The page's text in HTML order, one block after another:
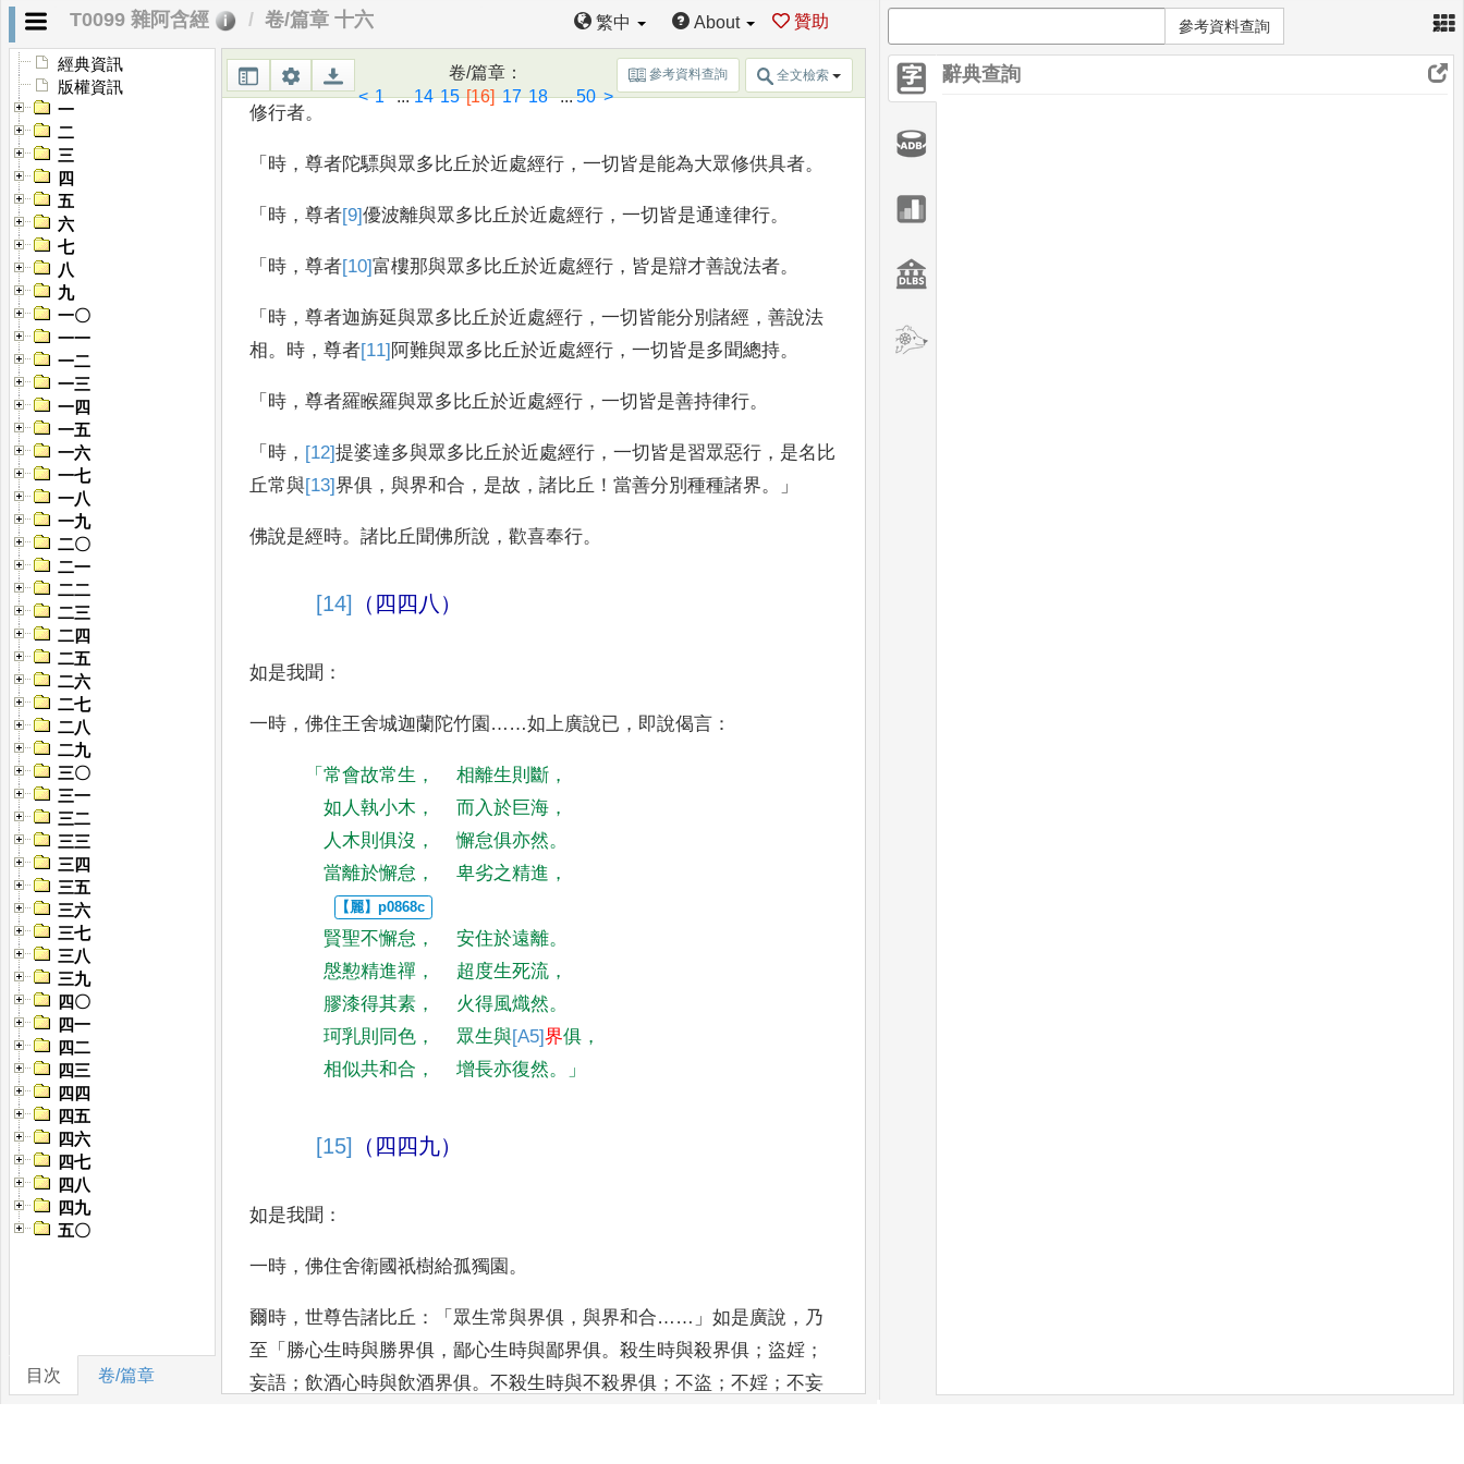
T0099 雜阿含經 卷/篇章 十六 繁中 About 贊助
經典資訊
版權資訊
一
二
三
四
五
六
七
八
九
一〇
一一
一二
一三
一四
一五
一六
一七
一八
一九
二〇
二一
二二
二三
二四
二五
二六
二七
二八
二九
三〇
三一
三二
三三
三四
三五
三六
三七
三八
三九
四〇
四一
四二
四三
四四
四五
四六
四七
四八
四九
五〇
目次 卷/篇章
卷/篇章：
< 1...14 15 [16] 17 18...50 >
參考資料查詢 全文檢索
明徹。
「 時， 尊者二十億耳與眾多比丘於 一切皆是勇猛精進，專勤
修行者。
「 時 ， 尊者陀驃與眾多比丘於近處經行 ， 一切皆是能為大眾修供具者。
「 時 ， 尊者[9]優波離與眾多比丘於近處經行 ， 一切皆是通達律行。
「 時 ， 尊者[10]富樓那與眾多比丘於近處經行 ， 皆是辯才善說法者。
「 時 ， 尊者迦旃延與眾多比丘於近處經行 ， 一切皆能分別諸經 ， 善說法
相。 時 ， 尊者[11]阿難與眾多比 丘於近處經行 ， 一切皆是多聞總持。
「 時 ， 尊者羅睺羅與眾多比丘於近處經行 ， 一切皆是善持律行。
「 時 ， [12]提婆達多與眾多比丘於近處經行 ， 一切皆是習眾惡行 ， 是名比
丘常與[13]界俱 ， 與界和合 ， 是故 ， 諸比丘 ！ 當善分別種種諸界。」
佛說是經時。 諸比丘聞佛所說 ， 歡喜奉行。
[14] （四四八）
如是我聞 ：
一時 ， 佛住王舍城迦蘭陀竹園 ……如上廣說已 ， 即說偈言 ：
「 常會故常生 ， 相離生則斷 ，
如人執小木 ， 而入於巨海 ，
人木則俱沒 ， 懈怠俱亦然。
當離於懈怠 ， 卑劣之精進 ，
賢聖不懈怠 ， 安住於遠離。
慇懃精進禪 ， 超度生死流 ，
膠漆得其素 ， 火得風熾然。
珂乳則同色 ， 眾生與[A5]界俱 ，
相似共和合 ， 增長亦復然。」
[15] （四四九）
如是我聞 ：
一時 ， 佛住舍衛國祇樹給孤獨園 。
爾時 ， 世尊告諸比丘 ：「 眾生常與界俱 ， 與界和合……」 如是廣說 ， 乃
至
「 勝心生時與勝界俱 ， 鄙心生時與鄙界俱。 殺生時與殺界俱 ； 盜婬 ；
妄語 ； 飲酒心時與飲酒界俱。 不殺生時與不殺界俱 ； 不盜 ； 不婬 ； 不妄
×
參考資料查詢
辭典查詢